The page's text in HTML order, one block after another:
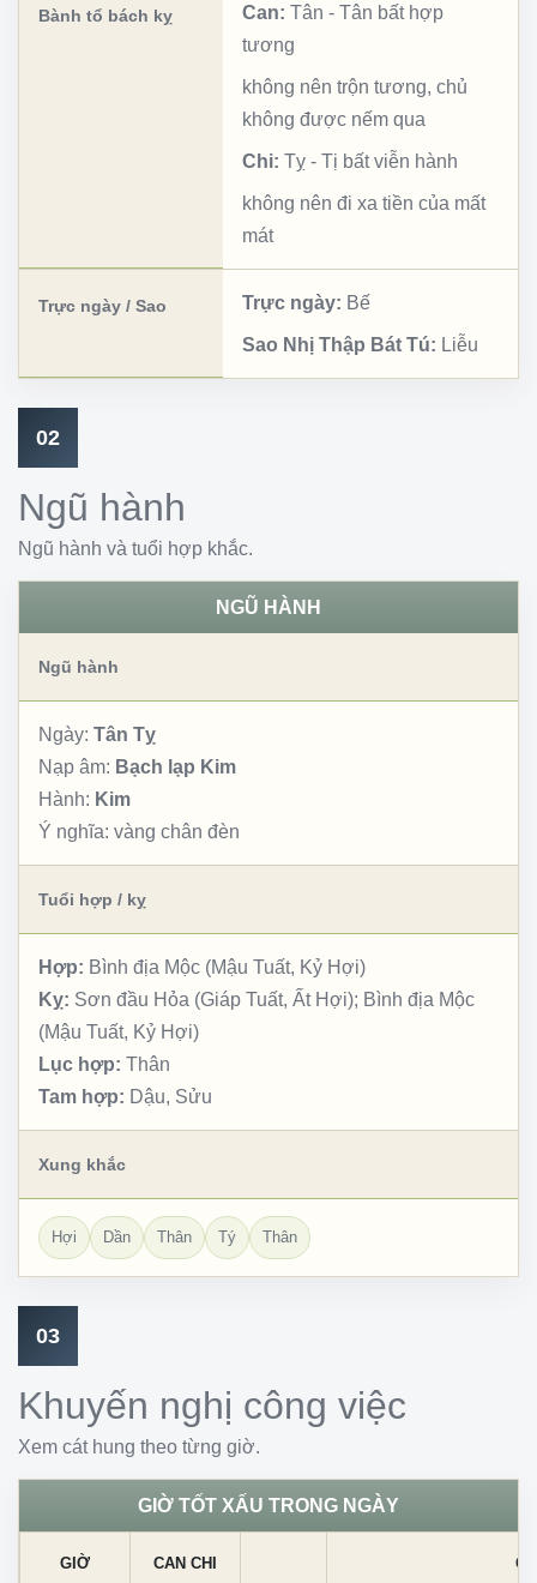
Bành tổ bách kỵ Can: Tân - Tân bất hợp
tương
không nên trộn tương, chủ
không được nếm qua
Chi: Tỵ - Tị bất viễn hành
không nên đi xa tiền của mất
mát
Trực ngày / Sao Trực ngày: Bế
Sao Nhị Thập Bát Tú: Liễu
02
Ngũ hành
Ngũ hành và tuổi hợp khắc.
NGŨ HÀNH
Ngũ hành
Ngày: Tân Tỵ
Nạp âm: Bạch lạp Kim
Hành: Kim
Ý nghĩa: vàng chân đèn
Tuổi hợp / kỵ
Hợp: Bình địa Mộc (Mậu Tuất, Kỷ Hợi)
Kỵ: Sơn đầu Hỏa (Giáp Tuất, Ất Hợi); Bình địa Mộc
(Mậu Tuất, Kỷ Hợi)
Lục hợp: Thân
Tam hợp: Dậu, Sửu
Xung khắc
Hợi Dần Thân Tý Thân
03
Khuyến nghị công việc
Xem cát hung theo từng giờ.
GIỜ TỐT XẤU TRONG NGÀY
GIỜ CAN CHI